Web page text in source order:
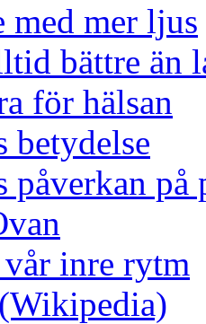
mer ljus
bättre än
för hälsan
betydelse
påverkan på
inre rytm